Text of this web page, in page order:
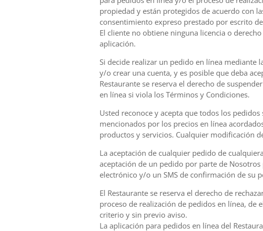
propiedad y están protegidos de acuerdo con
consentimiento expreso prestado por escrito
El cliente no obtiene ninguna licencia o
aplicación.
Si decide realizar un pedido en línea mediante
y/o crear una cuenta, y es posible que deba
Restaurante se reserva el derecho de
en línea si viola los Términos y Condiciones.
Usted reconoce y acepta que todos los
mencionados por los precios en línea
productos y servicios. Cualquier modificación
La aceptación de cualquier pedido de
aceptación de un pedido por parte de
electrónico y/o un SMS de confirmación de su
El Restaurante se reserva el derecho de
proceso de realización de pedidos en línea,
criterio y sin previo aviso.
La aplicación para pedidos en línea del